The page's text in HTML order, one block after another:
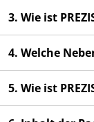
4.
3. Wie ist
4. Welche
5. Wie ist